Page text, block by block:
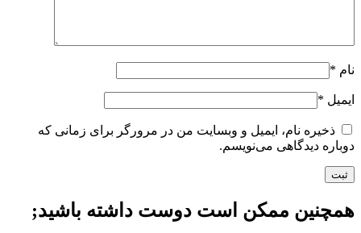
نام *
ایمیل *
ذخیره نام، ایمیل و وبسایت من در مرورگر برای زمانی که
دوباره دیدگاهی می‌نویسم.
همچنین ممکن است دوست داشته باشید;